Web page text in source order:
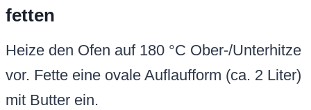
fetten
Heize den Ofen auf 180 °C Ober-/Unterhitze
vor. Fette eine ovale Auflaufform (ca. 2 Liter)
mit Butter ein.